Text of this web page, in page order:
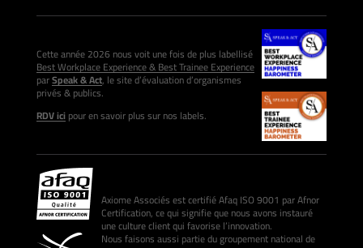
Cette année 2026 nous voit une fois de plus labellisé
Best Workplace Experience & Best Trainee Experience
parSpeak & Act, le site d’évaluation d’organismes
privés & publics.
RDV icipour en savoir plus sur nos labels.
Axiome Associés est certifié Afaq ISO 9001 par Afnor
Certification, ce qui signifie que nous avons instauré
une culture client qui favorise l’innovation.
Nous faisons aussi partie du groupement national de